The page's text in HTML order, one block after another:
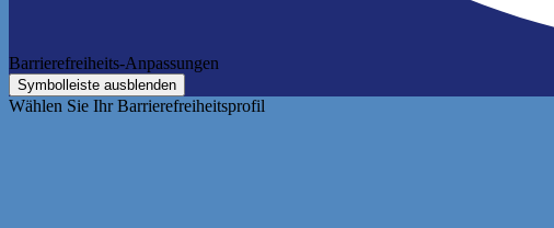
Barrierefreiheits-Anpassungen
Symbolleiste ausblenden
Wählen Sie Ihr Barrierefreiheitsprofil